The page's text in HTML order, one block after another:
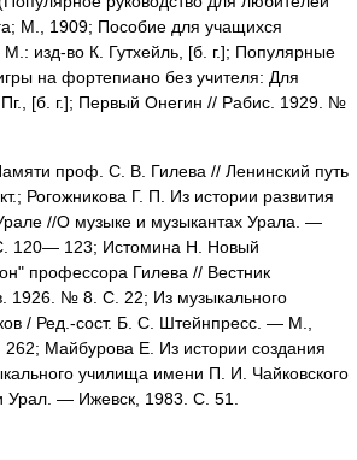
М., 1909; Пособие для учащихся
изд-во К. Гутхейль, [б. г.]; Популярные
на фортепиано без учителя: Для
[б. г.]; Первый Онегин // Рабис. 1929. №
проф. С. В. Гилева // Ленинский путь
Рогожникова Г. П. Из истории развития
//О музыке и музыкантах Урала. —
120— 123; Истомина Н. Новый
профессора Гилева // Вестник
1926. № 8. С. 22; Из музыкального
/ Ред.-сост. Б. С. Штейнпресс. — М.,
Mайбуpова Е. Из истории создания
училища имени П. И. Чайковского
Урал. — Ижевск, 1983. С. 51.